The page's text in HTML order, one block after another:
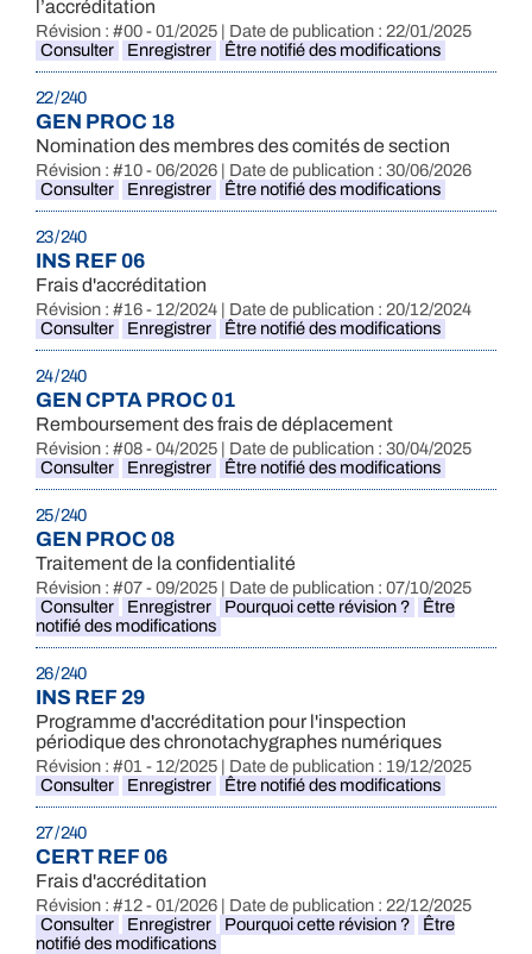
l’accréditation
Révision : #00 - 01/2025 | Date de publication : 22/01/2025
Consulter
Enregistrer Être notifié des modifications
22 / 240
GEN PROC 18
Nomination des membres des comités de section
Révision : #10 - 06/2026 | Date de publication : 30/06/2026
Consulter
Enregistrer Être notifié des modifications
23 / 240
INS REF 06
Frais d'accréditation
Révision : #16 - 12/2024 | Date de publication : 20/12/2024
Consulter
Enregistrer Être notifié des modifications
24 / 240
GEN CPTA PROC 01
Remboursement des frais de déplacement
Révision : #08 - 04/2025 | Date de publication : 30/04/2025
Consulter
Enregistrer Être notifié des modifications
25 / 240
GEN PROC 08
Traitement de la confidentialité
Révision : #07 - 09/2025 | Date de publication : 07/10/2025
Consulter
Enregistrer Pourquoi cette révision ?
Être
notifié des modifications
26 / 240
INS REF 29
Programme d'accréditation pour l'inspection
périodique des chronotachygraphes numériques
Révision : #01 - 12/2025 | Date de publication : 19/12/2025
Consulter
Enregistrer Être notifié des modifications
27 / 240
CERT REF 06
Frais d'accréditation
Révision : #12 - 01/2026 | Date de publication : 22/12/2025
Consulter
Enregistrer Pourquoi cette révision ?
Être
notifié des modifications